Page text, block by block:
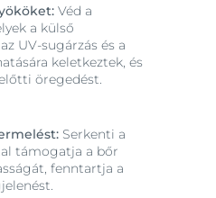
Véd a
a külső
UV-sugárzás és a
keletkeztek, és
öregedést.
Serkenti a
támogatja a bőr
fenntartja a